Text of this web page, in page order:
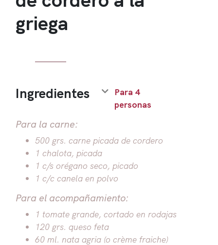
griega
Ingredientes
Para 4
personas
Para la carne:
500 grs. carne picada de cordero
1 chalota, picada
1 c/s orégano seco, picado
1 c/c canela en polvo
Para el acompañamiento:
1 tomate grande, cortado en rodajas
120 grs. queso feta
60 ml. nata agria (o crème fraiche)